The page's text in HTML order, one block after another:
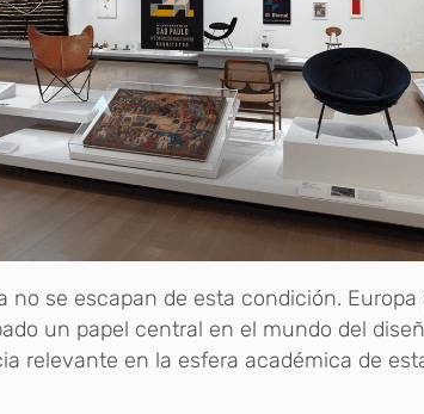
no se escapan de esta condición. Europa
un papel central en el mundo del
relevante en la esfera académica de